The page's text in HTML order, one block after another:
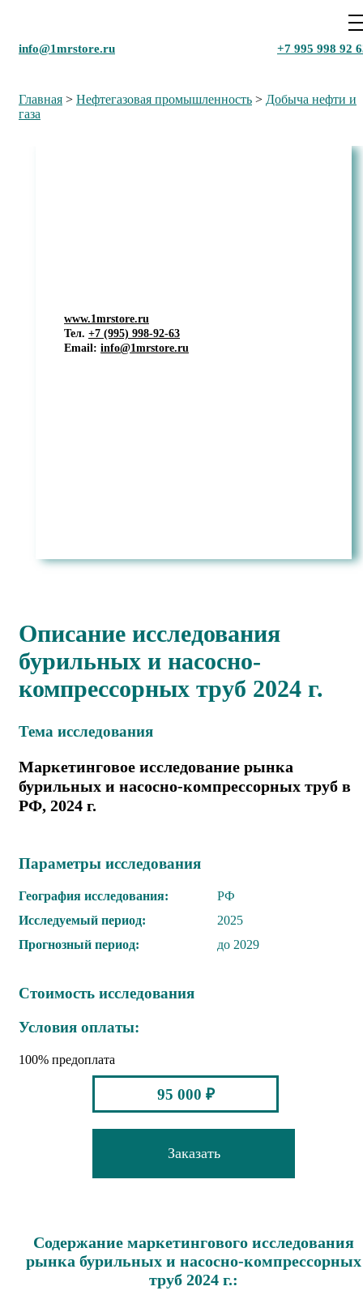
info@1mrstore.ru +7 995 998 92
Главная > Нефтегазовая промышленность > Добыча нефти и
газа
www.1mrstore.ru
Тел. +7 (995) 998-92-63
Email: info@1mrstore.ru
Описание исследования
бурильных и насосно-
компрессорных труб 2024 г.
Тема иcследования
Маркетинговое исследование рынка
бурильных и насосно-компрессорных труб в
РФ, 2024 г.
Параметры исследования
География исследования:
РФ
Исследуемый период:
2025
Прогнозный период:
до 2029
Стоимость исследования
Условия оплаты:
100% предоплата
95 000 ₽
Заказать
Содержание маркетингового исследования
рынка бурильных и насосно-компрессорных
труб 2024 г.: